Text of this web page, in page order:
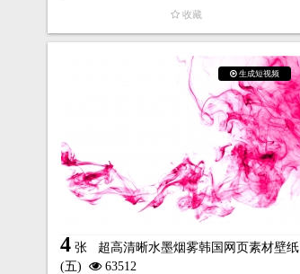
收藏
生成短视频
4张 超高清晰水墨烟雾韩国网页素材壁纸
(五)
63512